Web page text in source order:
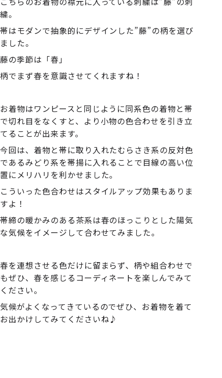
繍。
帯はモダンで抽象的にデザインした”藤”の柄を選び
ました。
藤の季節は「春」
柄でまず春を意識させてくれますね！
お着物はワンピースと同じように同系色の着物と帯
で切れ目をなくすと、より小物の色合わせを引き立
てることが出来ます。
今回は、着物と帯に取り入れたむらさき系の反対色
であるみどり系を帯揚に入れることで目線の高い位
置にメリハリを利かせました。
こういった色合わせはスタイルアップ効果もありま
すよ！
帯締の暖かみのある茶系は春のほっこりとした陽気
な気候をイメージして合わせてみました。
春を連想させる色だけに留まらず、柄や組合わせで
もぜひ、春を感じるコーディネートを楽しんでみて
ください。
気候がよくなってきているのでぜひ、お着物を着て
お出かけしてみてくださいね♪